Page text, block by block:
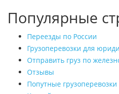
Популярные
Переезды по России
Грузоперевозки для
Отправить груз по
Отзывы
Попутные грузоперевозки